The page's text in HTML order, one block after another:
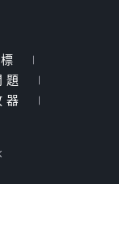
|
題
|
器
|